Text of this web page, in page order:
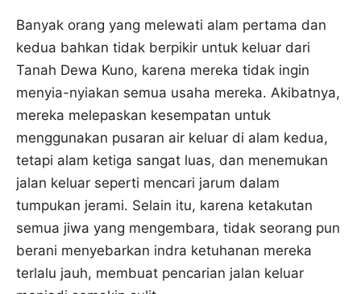
Banyak orang yang melewati alam pertama dan
kedua bahkan tidak berpikir untuk keluar dari
Tanah Dewa Kuno, karena mereka tidak ingin
menyia-nyiakan semua usaha mereka. Akibatnya,
mereka melepaskan kesempatan untuk
menggunakan pusaran air keluar di alam kedua,
tetapi alam ketiga sangat luas, dan menemukan
jalan keluar seperti mencari jarum dalam
tumpukan jerami. Selain itu, karena ketakutan
semua jiwa yang mengembara, tidak seorang pun
berani menyebarkan indra ketuhanan mereka
terlalu jauh, membuat pencarian jalan keluar